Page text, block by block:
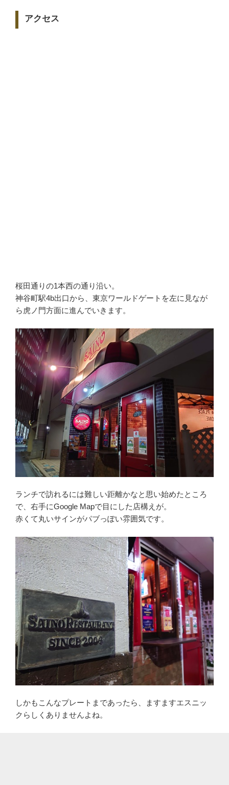
アクセス
桜田通りの1本西の通り沿い。
神谷町駅4b出口から、東京ワールドゲートを左に見なが
ら虎ノ門方面に進んでいきます。
ランチで訪れるには難しい距離かなと思い始めたところ
で、右手にGoogle Mapで目にした店構えが。
赤くて丸いサインがパブっぽい雰囲気です。
しかもこんなプレートまであったら、ますますエスニッ
クらしくありませんよね。